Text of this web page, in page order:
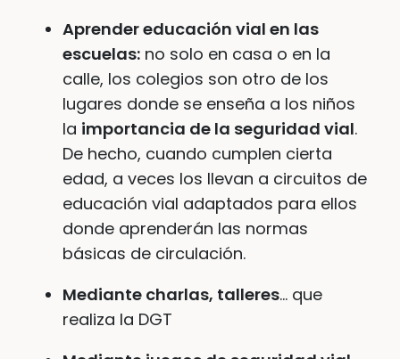
Aprender educación vial en las
escuelas: no solo en casa o en la
calle, los colegios son otro de los
lugares donde se enseña a los niños
la importancia de la seguridad vial.
De hecho, cuando cumplen cierta
edad, a veces los llevan a circuitos de
educación vial adaptados para ellos
donde aprenderán las normas
básicas de circulación.
Mediante charlas, talleres… que
realiza la DGT